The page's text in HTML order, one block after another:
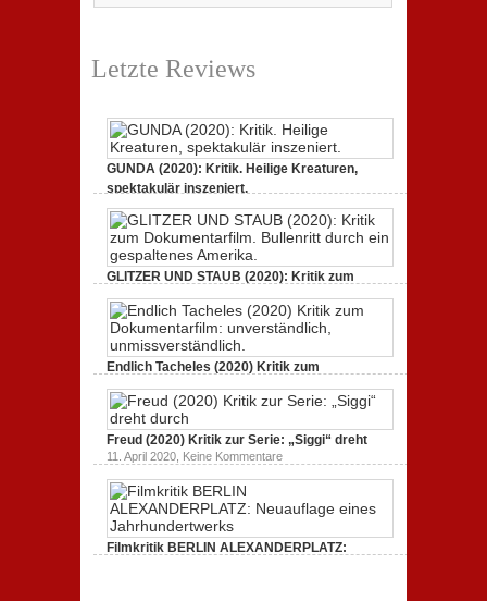
Letzte Reviews
GUNDA (2020): Kritik. Heilige Kreaturen,
spektakulär inszeniert.
GUNDA
(2020):
Kritik.
Kreaturen,
spektakulär
GLITZER UND STAUB (2020): Kritik zum
Dokumentarfilm.
3. Oktober 2020,Keine Kommentare zu
GLITZER
UND
(2020):
Kritik
zum
Dokumentarfilm.
durch
ein
Amerika.
Endlich Tacheles (2020) Kritik zum
Dokumentarfilm: unverständlich,
19. Mai 2020,Keine Kommentarezu
Tacheles
(2020)
Kritik
zum
Dokumentarfilm:
unmissverständlich.
Freud (2020) Kritik zur Serie: „Siggi“ dreht
11. April 2020, Keine Kommentarezu
Freud
(2020)
zur
dreht
durch
Filmkritik BERLIN ALEXANDERPLATZ: